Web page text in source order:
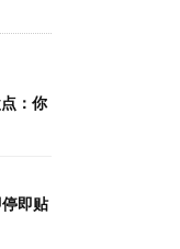
：你
即贴